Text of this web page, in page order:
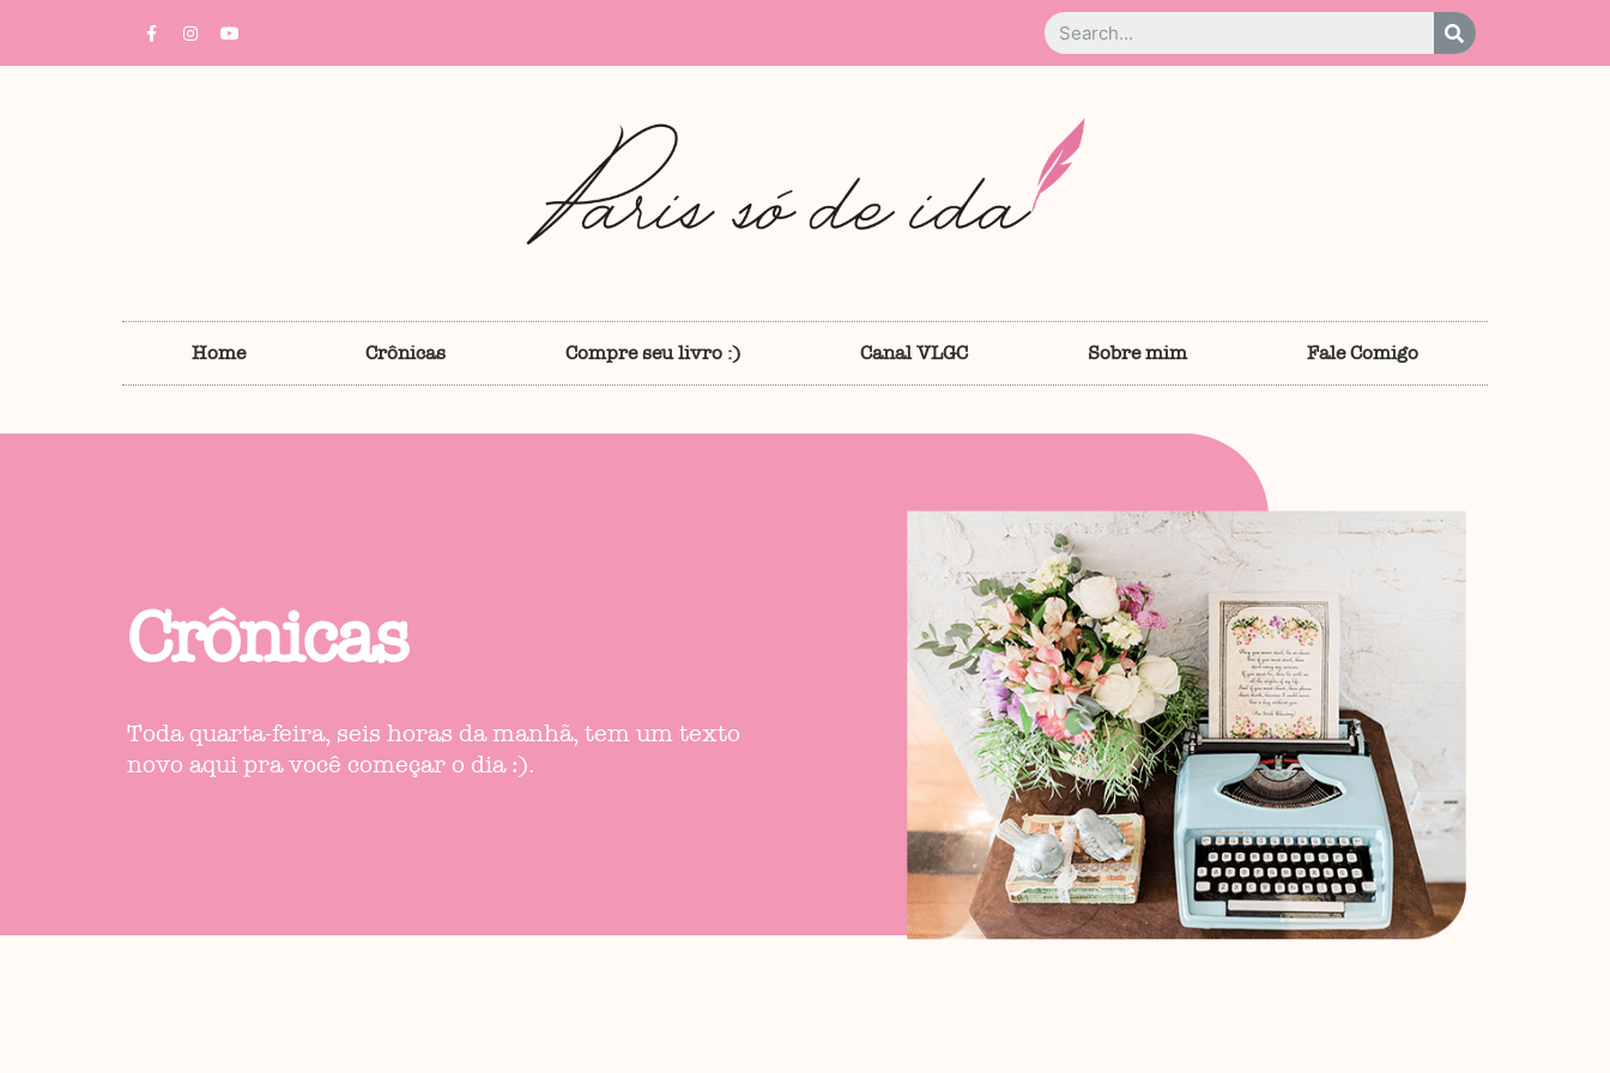
Home Crônicas Compre seu livro :) Canal VLGC Sobre mim Fale Comigo
Crônicas
Toda quarta-feira, seis horas da manhã, tem um texto
novo aqui pra você começar o dia :).